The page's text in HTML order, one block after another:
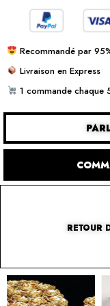
Recommandé par
Livraison en Express
1 commande chaque
RETOUR